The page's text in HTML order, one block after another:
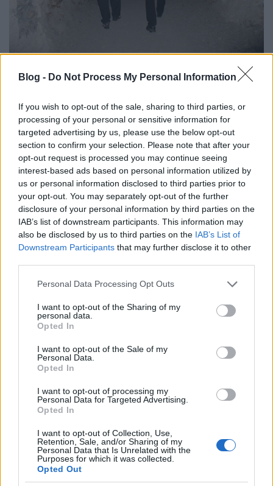
Blog - Do Not Process My Personal Information
If you wish to opt-out of the sale, sharing to third parties, or
processing of your personal or sensitive information for
targeted advertising by us, please use the below opt-out
section to confirm your selection. Please note that after your
opt-out request is processed you may continue seeing
interest-based ads based on personal information utilized by
us or personal information disclosed to third parties prior to
your opt-out. You may separately opt-out of the further
disclosure of your personal information by third parties on the
IAB’s list of downstream participants. This information may
also be disclosed by us to third parties on the IAB’s List of
Downstream Participants that may further disclose it to other
Please note that this website/app uses one or more Google
not limited to your visit or usage behaviour. You may click to
grant or deny consent to Google and its third-party tags to
use your data for below specified purposes in below Google
consent section.
Personal Data Processing Opt Outs
I want to opt-out of the Sharing of my
personal data.
Opted In
I want to opt-out of the Sale of my
Personal Data.
Opted In
I want to opt-out of processing my
Personal Data for Targeted Advertising.
Opted In
I want to opt-out of Collection, Use,
Retention, Sale, and/or Sharing of my
Personal Data that Is Unrelated with the
Purposes for which it was collected.
Opted Out
zózani bunkerváros (Fotó: Yamasa.org)
Annak ellenére, hogy a központi bázis építése még
javában zajlott, az államapparátus egyes hivatali
egységei 1945 márciusától már folyamatosan
költöztek be a félig-meddig berendezett 5900 méter
harakiri felé rohanó birodalom haláltusáját. A
szigetország 1945. augusztus 15-ei kapitulációja
tejesítő egyik egysége a műtárgy bejáratát
egyébként annyira sikeresen tudta berobbantani,
hiánya miatt a komplexum létezéséről 1985-ig sem
az Egyesült Államok, sem a demokratikus útra terelt
Tokió nem tudott. (Maximum csak sejtették, hogy
valamit rejt a föld mélye.) A véletlenül újra